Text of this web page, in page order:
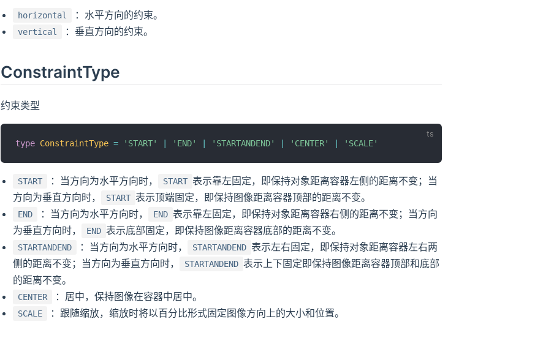
horizontal ：水平方向的约束。
vertical ：垂直方向的约束。
ConstraintType
约束类型
type ConstraintType = 'START' 'END' 'STARTANDEND' 'CENTER' 'SCALE'
START ：当方向为水平方向时， START 表示靠左固定，即保持对象距离容器左侧的距离不变；当
方向为垂直方向时，
START 表示顶端固定，即保持图像距离容器顶部的距离不变。
END ：当方向为水平方向时， END 表示靠左固定，即保持对象距离容器右侧的距离不变；当方向
为垂直方向时，
END 表示底部固定，即保持图像距离容器底部的距离不变。
STARTANDEND ：当方向为水平方向时， STARTANDEND 表示左右固定，即保持对象距离容器左右两
侧的距离不变；当方向为垂直方向时，
STARTANDEND 表示上下固定即保持图像距离容器顶部和底部
的距离不变。
CENTER ：居中，保持图像在容器中居中。
SCALE ：跟随缩放，缩放时将以百分比形式固定图像方向上的大小和位置。